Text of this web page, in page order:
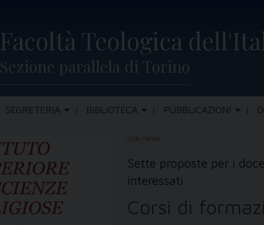
Facoltà Teologica
Sezione parallela di Torino
SEGRETERIA BIBLIOTECA PUBBLICAZIONI
ISSR NEWS
Sette proposte per i
interessati
Corsi di